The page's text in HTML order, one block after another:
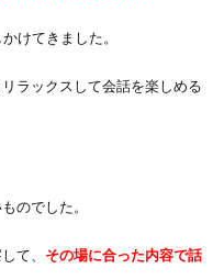
けてきました。
ラックスして会話を楽しめる
のでした。
て、 その場に合った内容で話